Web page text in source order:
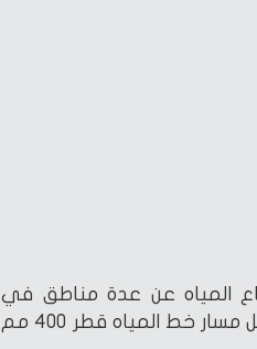
المياه عن عدة مناطق في
القاهرة لمدة 8 ساعات، نظرًا لإجراء أعمال تحويل مسار خط المياه قطر 400 مم